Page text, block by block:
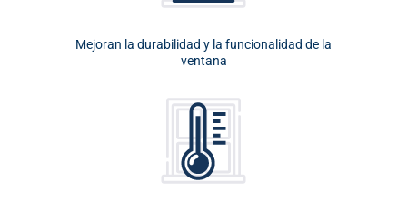
Mejoran la durabilidad y la funcionalidad de la
ventana